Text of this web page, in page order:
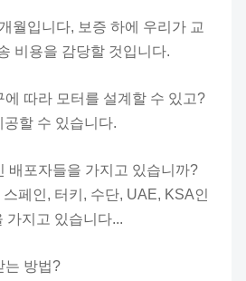
월입니다, 보증 하에 우리가 교
비용을 감당할 것입니다.
에 따라 모터를 설계할 수 있고?
할 수 있습니다.
배포자들을 가지고 있습니까?
페인, 터키, 수단, UAE, KSA인
가지고 있습니다...
는 방법?